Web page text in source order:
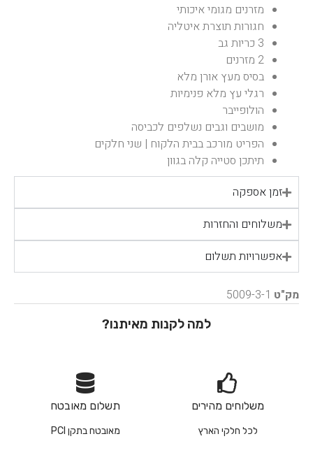
מזרנים מגומי איכותי
חגורות תוצרת איטליה
3 כריות גב
2 מזרנים
בסיס מעץ אורן מלא
רגלי עץ מלא פנימיות
הולופייבר
מושבים וגבים נשלפים לכביסה
הפריט מורכב בבית הלקוח | שני חלקים
תיתכן סטייה קלה בגוון
זמן אספקה
משלוחים והחזרות
אפשרויות תשלום
מק"ט 5009-3-1
למה לקנות מאיתנו?
משלוחים מהירים
לכל חלקי הארץ
תשלום מאובטח
מאובטח בתקן PCI